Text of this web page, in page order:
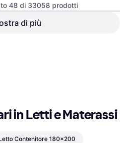
Matrimoniale Merax 180x200
48 di 33058 prodotti
di più
in Letti e Materassi
Contenitore 180x200